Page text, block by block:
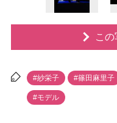
こ
#紗栄子 #篠田麻里子
#モデル